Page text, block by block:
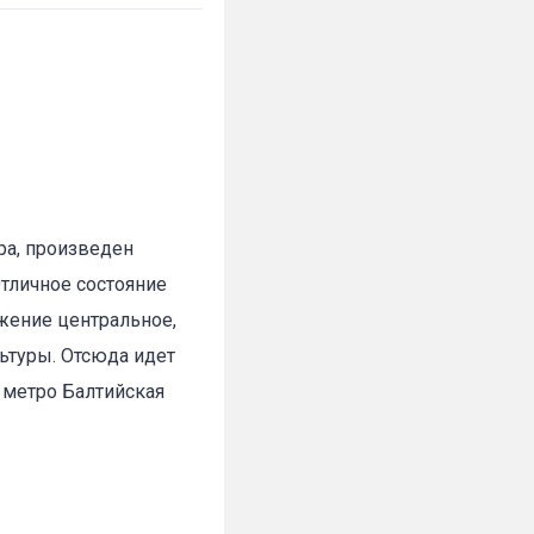
произведен
состояние
центральное,
Отсюда идет
Балтийская